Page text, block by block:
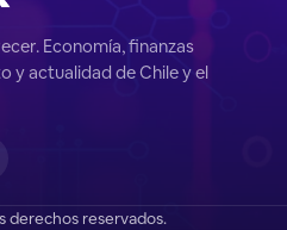
Economía, finanzas
y actualidad de Chile y el
derechos reservados.